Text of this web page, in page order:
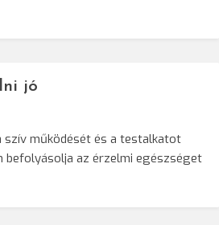
jó
szív működését és a testalkatot
befolyásolja az érzelmi egészséget